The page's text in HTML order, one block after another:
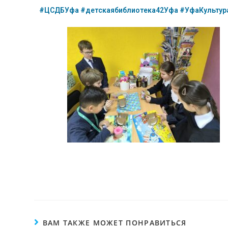
#ЦСДБУфа #детскаябиблиотека42Уфа
ВАМ ТАКЖЕ МОЖЕТ ПОНРАВИТЬСЯ